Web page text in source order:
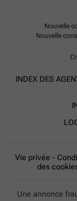
Nouvelle
Nouvelle
INDEX DES
Vie privée -
des
Une annonce